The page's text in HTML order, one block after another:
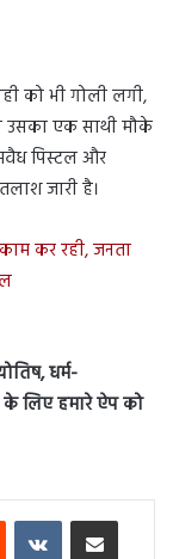
को भी गोली लगी,
उसका एक साथी मौके
पिस्टल और
जारी है।
कर रही, जनता
धर्म-
लिए हमारे ऐप को
Reddit VKontakteShare via Email